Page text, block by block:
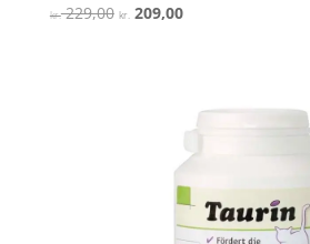
Vurderet
4.5
kr.229,00 Den
kr.209,00Den
kr. 209,00.